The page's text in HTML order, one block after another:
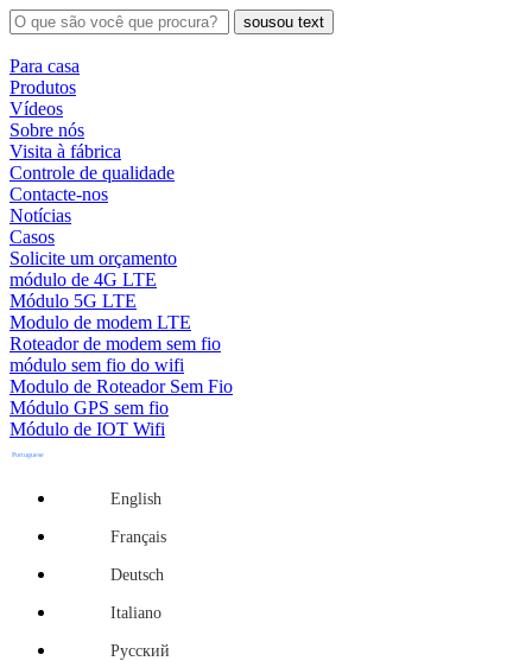
sousou text
Para casa
Produtos
Vídeos
Sobre nós
Visita à fábrica
Controle de qualidade
Contacte-nos
Notícias
Casos
Solicite um orçamento
módulo de 4G LTE
Módulo 5G LTE
Modulo de modem LTE
Roteador de modem sem fio
módulo sem fio do wifi
Modulo de Roteador Sem Fio
Módulo GPS sem fio
Módulo de IOT Wifi
Portuguese
English
Français
Deutsch
Italiano
Русский